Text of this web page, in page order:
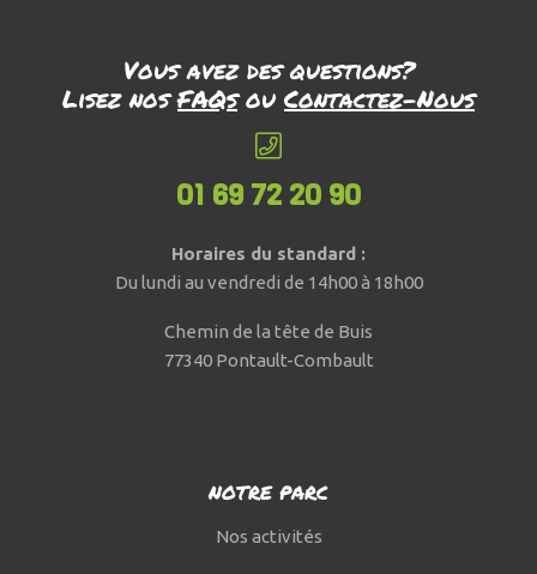
Vous avez des questions?
Lisez nosFAQsou Contactez-Nous
01 69 72 20 90
Horaires du standard :
Du lundi au vendredi de 14h00 à 18h00
Chemin de la tête de Buis
77340 Pontault-Combault
NOTRE PARC
Nos activités